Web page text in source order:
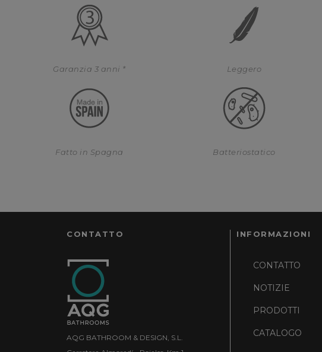
Garanzia 3 anni * Leggero
Fatto in Spagna Batteriostatico
CONTATTO
AQG BATHROOM & DESIGN, S.L.
INFORMAZIONI
CONTATTO
NOTIZIE
PRODOTTI
CATALOGO